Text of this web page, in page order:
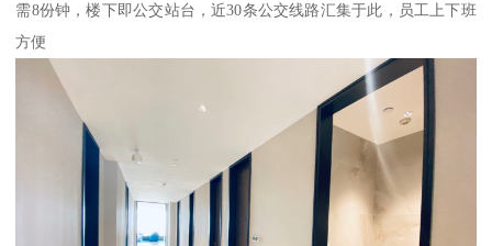
需8份钟，楼下即公交站台，近30条公交线路汇集于此，员工上下班
方便